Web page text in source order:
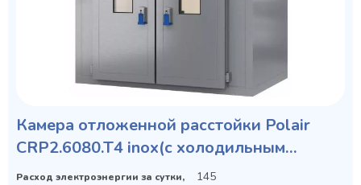
Камера отложенной расстойки Polair
CRP2.6080.T4 inox(с холодильным
агрегатом)
Расход электроэнергии за сутки,
145